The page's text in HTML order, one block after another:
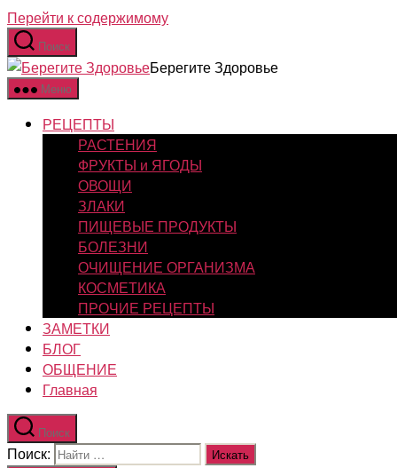
Перейти к содержимому
Поиск
Берегите Здоровье
Меню
РЕЦЕПТЫ
РАСТЕНИЯ
ФРУКТЫ и ЯГОДЫ
ОВОЩИ
ЗЛАКИ
ПИЩЕВЫЕ ПРОДУКТЫ
БОЛЕЗНИ
ОЧИЩЕНИЕ ОРГАНИЗМА
КОСМЕТИКА
ПРОЧИЕ РЕЦЕПТЫ
ЗАМЕТКИ
БЛОГ
ОБЩЕНИЕ
Главная
Поиск
Поиск: